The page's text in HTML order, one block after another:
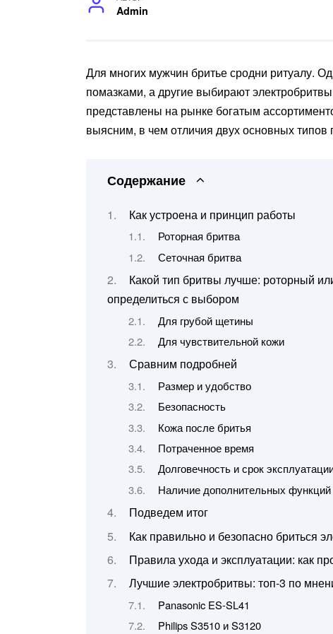
Admin
Для многих мужчин бритье сродни ритуалу.
помазками, а другие выбирают
представлены на рынке богатым
выясним, в чем отличия двух основных
Содержание
Как устроена и принцип работы
Роторная бритва
Сеточная бритва
Какой тип бритвы лучше: роторный
определиться с выбором
Для грубой щетины
Для чувствительной кожи
Сравним подробней
Размер и удобство
Безопасность
Кожа после бритья
Потраченное время
Долговечность и срок
Наличие дополнительных функций
Подведем итог
Как правильно и безопасно бриться
Правила ухода и эксплуатации: как
Лучшие электробритвы: топ-3 по
Panasonic ES-SL41
Philips S3510 и S3120